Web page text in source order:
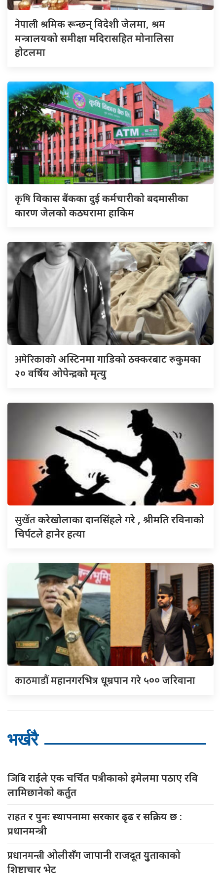
नेपालीश्रमिक रून्छन् विदेशी जेलमा, श्रम
मन्त्रालयको समीक्षा मदिरासहित मोनालिसा
होटलमा
कृषिविकास बैंकका दुई कर्मचारीकाे बदमासीका
कारण जेलको कठघरामा हाकिम
अमेरिकाकोअस्टिनमा गाडिको ठक्करबाट रुकुमका
२० वर्षिय ओपेन्द्रको मृत्यु
सुर्खेतकरेखोलाका दानसिंहले गरे , श्रीमति रविनाको
चिर्पटले हानेर हत्या
काठमाडौंमहानगरभित्र धूम्रपान गरे ५०० जरिवाना
भर्खरै
जिबिराईले एक चर्चित पत्रीकाको इमेलमा पठाए रवि
लामिछानेको कर्तुत
राहतर पुनः स्थापनामा सरकार ढृढ र सक्रिय छ :
प्रधानमन्त्री
प्रधानमन्त्रीओलीसँग जापानी राजदूत युुताकाको
शिष्टाचार भेट